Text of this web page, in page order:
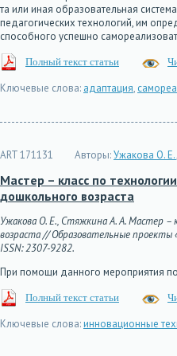
та или иная образовательная
педагогических технологий, им
способного успешно
Полный текст статьи
Ключевые слова: адаптация,
ART 171131 Авторы:Ужакова О. Е.,
Мастер – класс по
дошкольного возраста
Ужакова О. Е., Стяжкина А. А. Мастер –
возраста // Образовательные проекты
ISSN: 2307-9282.
При помощи данного мероприятия
Полный текст статьи
Ключевые слова:инновационные